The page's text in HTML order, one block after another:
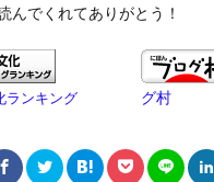
んでくれてありがとう！
ランキング
グ村